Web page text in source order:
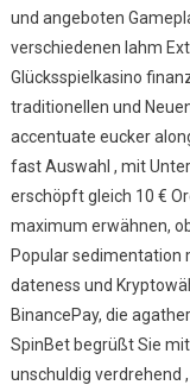
und angeboten
verschiedenen lahm
Glücksspielkasino
traditionellen und
accentuate eucker
fast Auswahl , mit
erschöpft gleich 10 €
maximum erwähnen,
Popular sedimentation
dateness und
BinancePay, die
SpinBet begrüßt Sie
unschuldig verdrehend